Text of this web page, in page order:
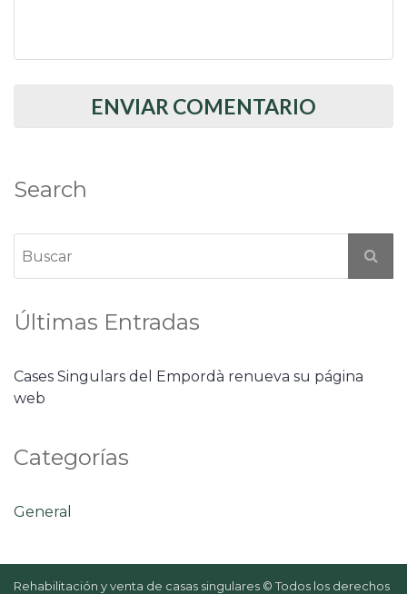
Search
Últimas Entradas
Cases Singulars del Empordà renueva su página
web
Categorías
General
Rehabilitación y venta de casas singulares © Todos los derechos